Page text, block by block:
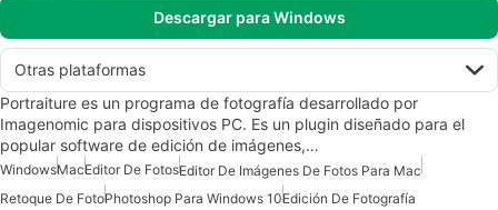
Descargar para Windows
Otras plataformas
Portraiture es un programa de fotografía desarrollado por
Imagenomic para dispositivos PC. Es un plugin diseñado para el
popular software de edición de imágenes,…
WindowsMacEditor De FotosEditor De Imágenes De Fotos Para Mac
Retoque De FotoPhotoshop Para Windows 10Edición De Fotografía